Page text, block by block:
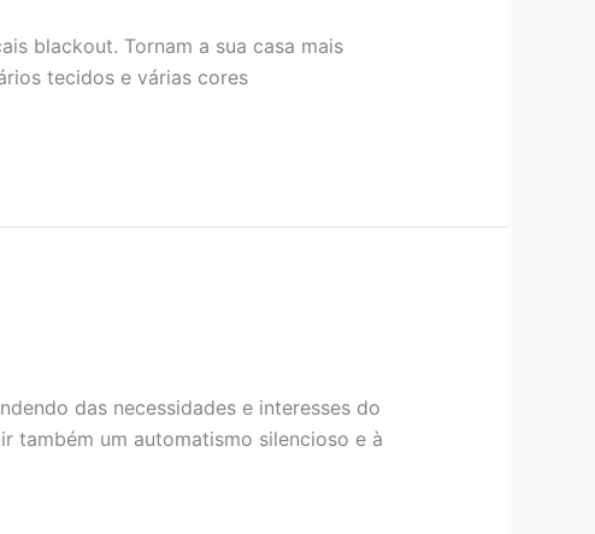
blackout. Tornam a sua casa mais
tecidos e várias cores
das necessidades e interesses do
também um automatismo silencioso e à